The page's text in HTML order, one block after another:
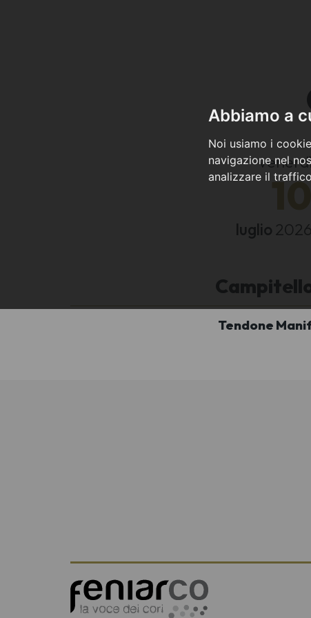
Abbiamo a
Noi usiamo i
navigazione nel
analizzare il10
luglio 2026
Tendone